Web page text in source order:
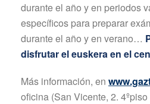
durante el año y en periodos
específicos para preparar
durante el año y en verano…
disfrutar el euskeraen el
Más información, en
oficina (San Vicente, 2.